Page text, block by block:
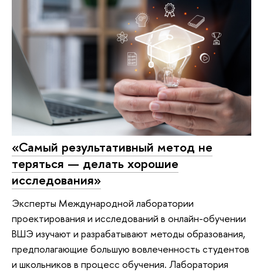
«Самый результативный метод не
теряться — делать хорошие
исследования»
Эксперты Международной лаборатории
проектирования и исследований в онлайн-обучении
ВШЭ изучают и разрабатывают методы образования,
предполагающие большую вовлеченность студентов
и школьников в процесс обучения. Лаборатория